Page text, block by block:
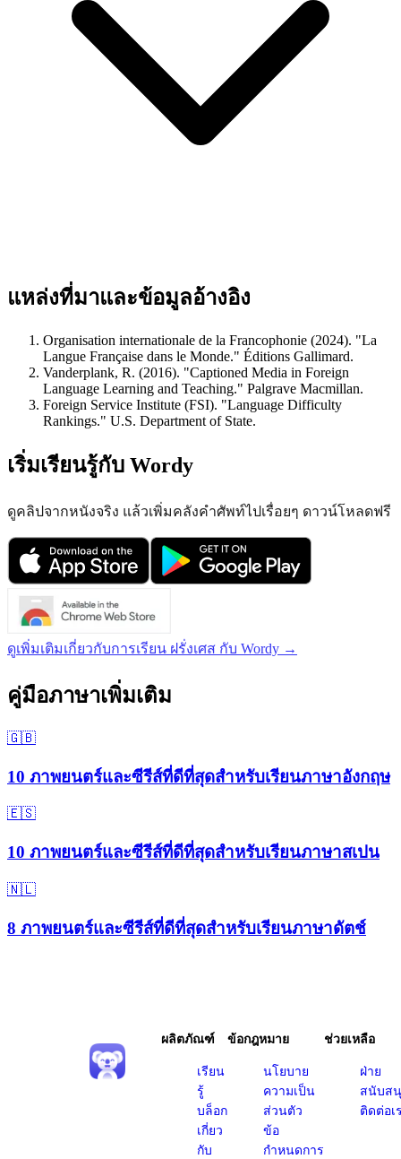
แหล่งที่มาและข้อมูลอ้างอิง
Organisation internationale de la Francophonie (2024). "La
Langue Française dans le Monde." Éditions Gallimard.
Vanderplank, R. (2016). "Captioned Media in Foreign
Language Learning and Teaching." Palgrave Macmillan.
Foreign Service Institute (FSI). "Language Difficulty
Rankings." U.S. Department of State.
เริ่มเรียนรู้กับ Wordy
ดูคลิปจากหนังจริง แล้วเพิ่มคลังคำศัพท์ไปเรื่อยๆ ดาวน์โหลดฟรี
ดูเพิ่มเติมเกี่ยวกับการเรียน ฝรั่งเศส กับ Wordy →
คู่มือภาษาเพิ่มเติม
🇬🇧
10 ภาพยนตร์และซีรีส์ที่ดีที่สุดสำหรับเรียนภาษาอังกฤษ
🇪🇸
10 ภาพยนตร์และซีรีส์ที่ดีที่สุดสำหรับเรียนภาษาสเปน
🇳🇱
8 ภาพยนตร์และซีรีส์ที่ดีที่สุดสำหรับเรียนภาษาดัตช์
ผลิตภัณฑ์
เรียน
รู้
บล็อก
เกี่ยว
กับ
ข้อกฎหมาย
นโยบาย
ความเป็น
ส่วนตัว
ข้อ
กำหนดการ
ช่วยเหลือ
ฝ่าย
สนับส
ติดต่อเ